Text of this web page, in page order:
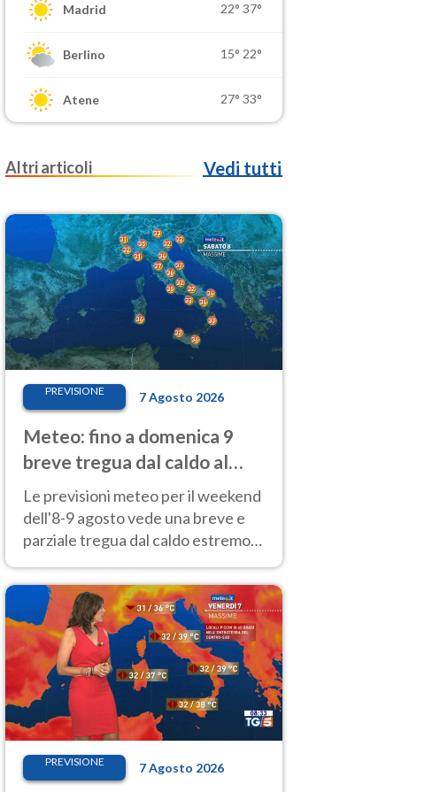
Madrid 22° 37°
Berlino 15° 22°
Atene 27° 33°
Altri articoli Vedi tutti
PREVISIONE 7 Agosto 2026
Meteo: fino a domenica 9
breve tregua dal caldo al
Nord! Altrove calura e afa
Le previsioni meteo per il weekend
dell'8-9 agosto vede una breve e
parziale tregua dal caldo estremo
40 gradi.
PREVISIONE 7 Agosto 2026